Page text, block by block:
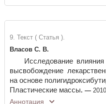
9. Текст ( Статья ).
Власов С. В.
Исследование
высвобождение
на основе
Пластические массы. —2010
Аннотация